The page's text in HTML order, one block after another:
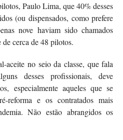
Paulo Lima, que 40% desses
(ou dispensados, como prefere
nove haviam sido chamados
cerca de 48 pilotos.
aceite no seio da classe, que fala
desses profissionais, deve
especialmente aqueles que se
reforma e os contratados mais
Não estão abrangidos os